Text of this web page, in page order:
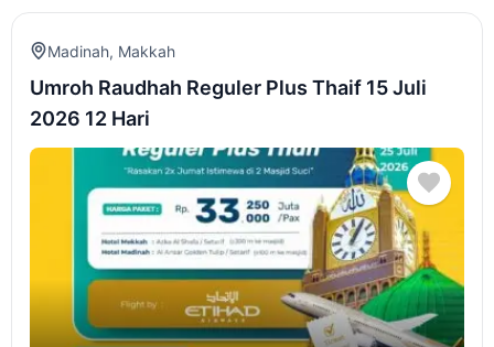
Madinah, Makkah
Umroh Raudhah Reguler Plus Thaif 15 Juli
2026 12 Hari